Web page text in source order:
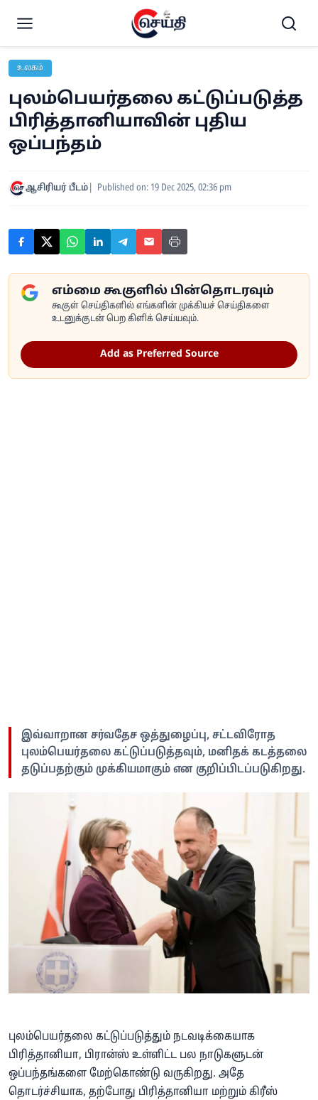
உலகம்
புலம்பெயர்தலை கட்டுப்படுத்த
பிரித்தானியாவின் புதிய
ஒப்பந்தம்
ஆசிரியர் பீடம் Published on: 19 Dec 2025, 02:36 pm
எம்மை கூகுளில் பின்தொடரவும்
கூகுள் செய்திகளில் எங்களின் முக்கியச் செய்திகளை
உடனுக்குடன் பெற கிளிக் செய்யவும்.
Add as Preferred Source
இவ்வாறான சர்வதேச ஒத்துழைப்பு, சட்டவிரோத
புலம்பெயர்தலை கட்டுப்படுத்தவும், மனிதக் கடத்தலை
தடுப்பதற்கும் முக்கியமாகும் என குறிப்பிடப்படுகிறது.
புலம்பெயர்தலை கட்டுப்படுத்தும் நடவடிக்கையாக
பிரித்தானியா, பிரான்ஸ் உள்ளிட்ட பல நாடுகளுடன்
ஒப்பந்தங்களை மேற்கொண்டு வருகிறது. அதே
தொடர்ச்சியாக, தற்போது பிரித்தானியா மற்றும் கிரீஸ்